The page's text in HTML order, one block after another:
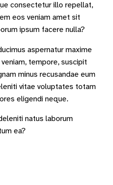
consectetur illo repellat,
eos veniam amet sit
ipsum facere nulla?
aspernatur maxime
tempore, suscipit
minus recusandae eum
vitae voluptates totam
eligendi neque.
natus laborum
ea?